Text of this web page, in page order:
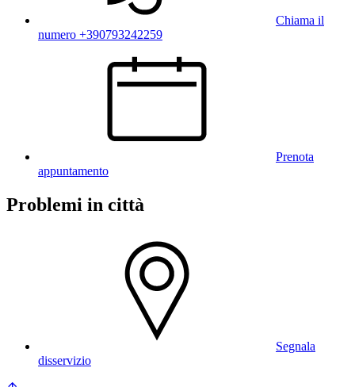
Chiama il
numero +390793242259
Prenota
appuntamento
Problemi in città
Segnala
disservizio